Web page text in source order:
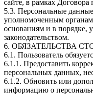
сайте, в рамках
5.3. Персональные
уполномоченным органам
основаниям и в порядке,
законодательством.
6. ОБЯЗАТЕЛЬСТВА
6.1. Пользователь
6.1.1. Предоставить
персональных данных,
6.1.2. Обновить или
информацию о